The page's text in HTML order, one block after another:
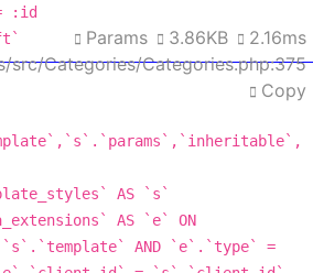
2.16ms
3.86KB
Params
src/Categories/Categories.php:375
Copy
AS
AS `e` ON
`s`.`template` AND `e`.`type` =